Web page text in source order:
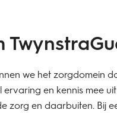
we het zorgdomein
ervaring en kennis mee
zorg en daarbuiten. Bij